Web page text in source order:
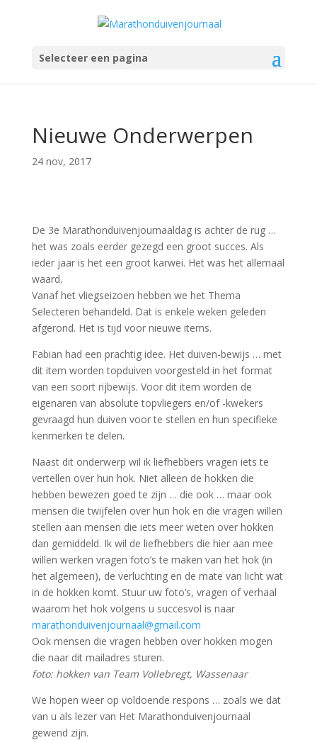
Selecteer een pagina
Nieuwe Onderwerpen
24 nov, 2017
De 3e Marathonduivenjournaaldag is achter de rug …
het was zoals eerder gezegd een groot succes. Als
ieder jaar is het een groot karwei. Het was het allemaal
waard.
Vanaf het vliegseizoen hebben we het Thema
Selecteren behandeld. Dat is enkele weken geleden
afgerond. Het is tijd voor nieuwe items.
Fabian had een prachtig idee. Het duiven-bewijs … met
dit item worden topduiven voorgesteld in het format
van een soort rijbewijs. Voor dit item worden de
eigenaren van absolute topvliegers en/of -kwekers
gevraagd hun duiven voor te stellen en hun specifieke
kenmerken te delen.
Naast dit onderwerp wil ik liefhebbers vragen iets te
vertellen over hun hok. Niet alleen de hokken die
hebben bewezen goed te zijn … die ook … maar ook
mensen die twijfelen over hun hok en die vragen willen
stellen aan mensen die iets meer weten over hokken
dan gemiddeld. Ik wil de liefhebbers die hier aan mee
willen werken vragen foto’s te maken van het hok (in
het algemeen), de verluchting en de mate van licht wat
in de hokken komt. Stuur uw foto’s, vragen of verhaal
waarom het hok volgens u succesvol is naar
marathonduivenjournaal@gmail.com
Ook mensen die vragen hebben over hokken mogen
die naar dit mailadres sturen.
foto: hokken van Team Vollebregt, Wassenaar
We hopen weer op voldoende respons … zoals we dat
van u als lezer van Het Marathonduivenjournaal
gewend zijn.